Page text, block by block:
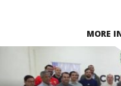
MORE